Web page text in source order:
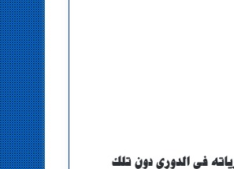
في الدوري دون تلك